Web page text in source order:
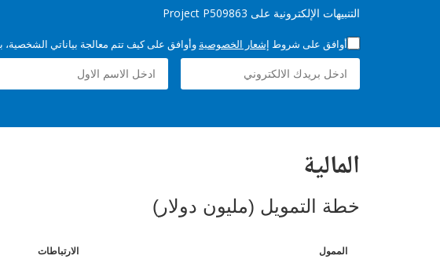
التنبيهات الإلكترونية على Project P509863
أوافق على شروط إشعار الخصوصية وأوافق على كيف تتم معالجة بياناتي الشخصية،
المالية
خطة التمويل (مليون دولار)
الممول الارتباطات